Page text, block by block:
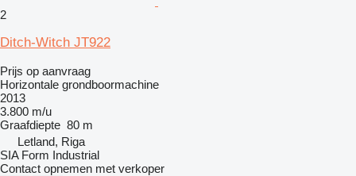
2
Ditch-Witch JT922
Prijs op aanvraag
Horizontale grondboormachine
2013
3.800 m/u
Graafdiepte 80 m
Letland, Riga
SIA Form Industrial
Contact opnemen met verkoper